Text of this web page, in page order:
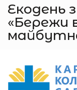
Екодень
«Бережи